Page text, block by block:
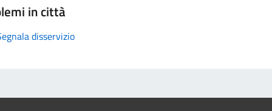
in città
disservizio